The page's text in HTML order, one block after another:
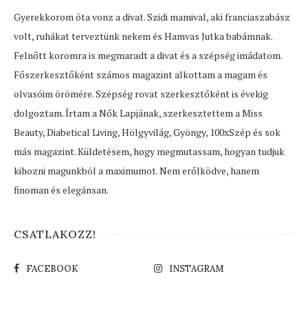
Gyerekkorom óta vonz a divat. Szidi mamival, aki franciaszabász
volt, ruhákat terveztünk nekem és Hamvas Jutka babámnak.
Felnőtt koromra is megmaradt a divat és a szépség imádatom.
Főszerkesztőként számos magazint alkottam a magam és
olvasóim örömére. Szépség rovat szerkesztőként is évekig
dolgoztam. Írtam a Nők Lapjának, szerkesztettem a Miss
Beauty, Diabetical Living, Hölgyvilág, Gyöngy, 100xSzép és sok
más magazint. Küldetésem, hogy megmutassam, hogyan tudjuk
kihozni magunkból a maximumot. Nem erőlködve, hanem
finoman és elegánsan.
CSATLAKOZZ!
FACEBOOK INSTAGRAM